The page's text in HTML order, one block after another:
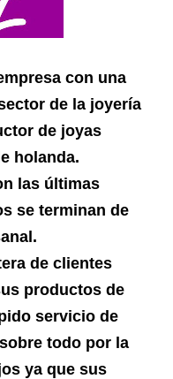
con una
de la joyería
de joyas
holanda.
las últimas
se terminan de
de clientes
productos de
servicio de
todo por la
ya que sus